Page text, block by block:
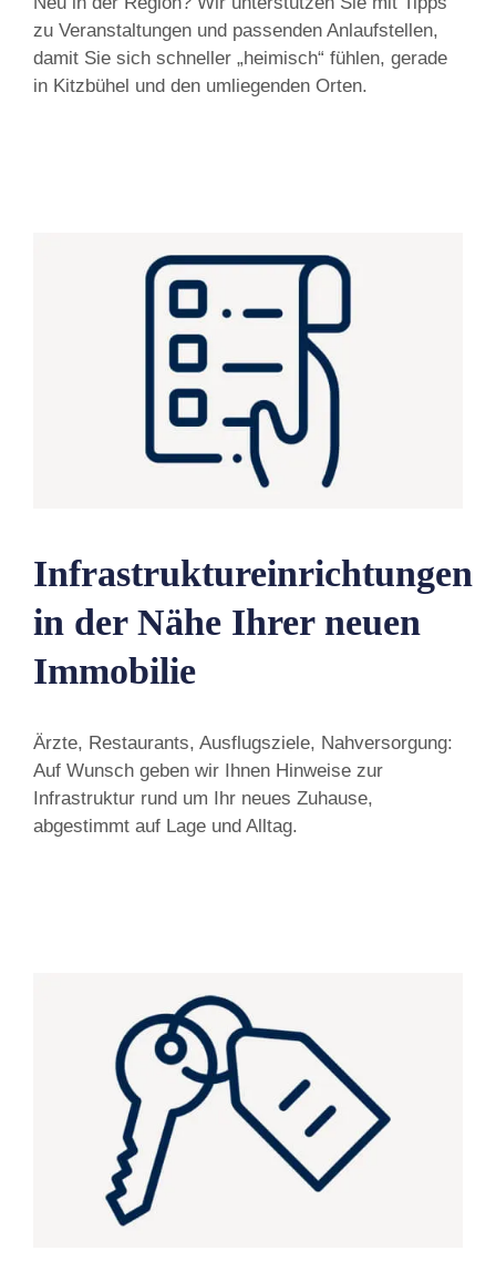
zu Veranstaltungen und passenden Anlaufstellen,
damit Sie sich schneller „heimisch“ fühlen, gerade
in Kitzbühel und den umliegenden Orten.
Infrastruktureinrichtungen
in der Nähe Ihrer neuen
Immobilie
Ärzte, Restaurants, Ausflugsziele, Nahversorgung:
Auf Wunsch geben wir Ihnen Hinweise zur
Infrastruktur rund um Ihr neues Zuhause,
abgestimmt auf Lage und Alltag.